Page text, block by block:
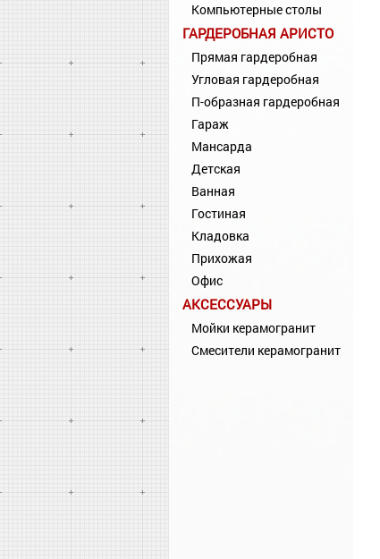
Компьютерные столы
ГАРДЕРОБНАЯ АРИСТО
Прямая гардеробная
Угловая гардеробная
П-образная гардеробная
Гараж
Мансарда
Детская
Ванная
Гостиная
Кладовка
Прихожая
Офис
АКСЕССУАРЫ
Мойки керамогранит
Смесители керамогранит